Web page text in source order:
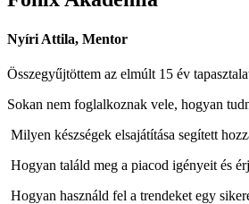
Nyíri Attila, Mentor
Összegyűjtöttem az elmúlt 15 év
Sokan nem foglalkoznak vele, hogyan
Milyen készségek elsajátítása segített
Hogyan találd meg a piacod igényeit és
Hogyan használd fel a trendeket egy